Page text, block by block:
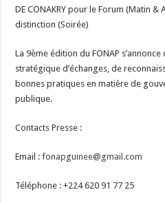
DE CONAKRY pour le Forum (Matin
distinction (Soirée)
La 9ème édition du FONAP
stratégique d’échanges, de
bonnes pratiques en matière de
publique.
Contacts Presse :
Email :fonapguinee@gmail.com
Téléphone : +224 620 91 77 25